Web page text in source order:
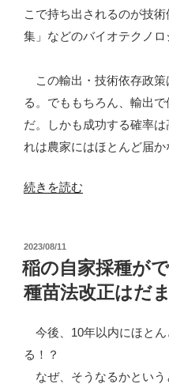
こで持ち出されるのが技
集」などのバイオテクノロ
この輸出・技術依存政策
る。でももちろん、輸出
だ。しかも成功する確率
れは農家にはほとんど届か
“食
機
を
ど
避
続きを読む
投
稿
日:
2023/08/11
稲の自家採種が
種苗法改正はだ
今後、10年以内にほと
る！？
なぜ、そうなるかという